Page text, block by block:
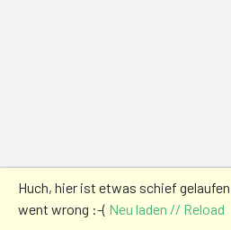
Huch, hier ist etwas schief
went wrong :-( Neu laden // Reload